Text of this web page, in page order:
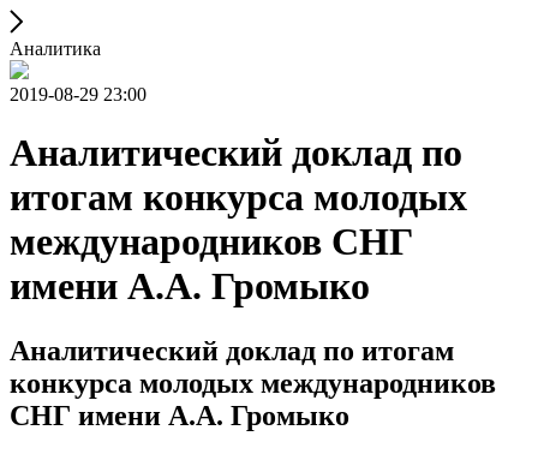
Аналитика
2019-08-29 23:00
Аналитический доклад по
итогам конкурса молодых
международников СНГ
имени А.А. Громыко
Аналитический доклад по итогам
конкурса молодых международников
СНГ имени А.А. Громыко